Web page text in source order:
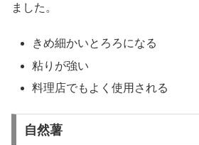
ました。
きめ細かいとろろになる
粘りが強い
料理店でもよく使用される
自然薯